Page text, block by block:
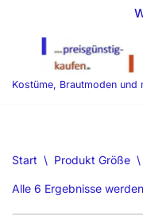
springen
Kostüme, Brautmoden und
Start \ Produkt Größe \
Alle 6 Ergebnisse